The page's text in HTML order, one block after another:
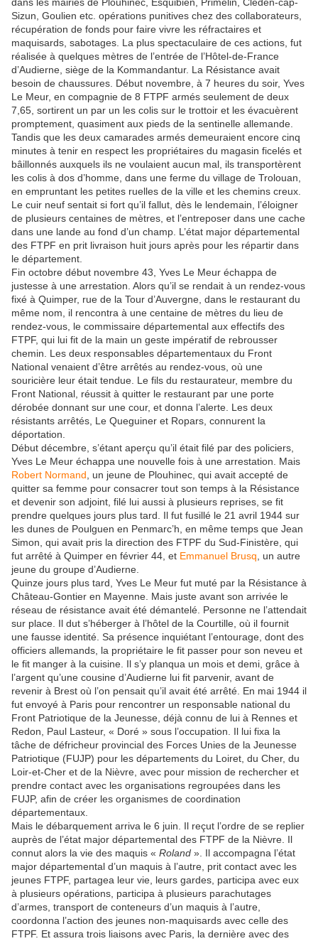
Sizun, Goulien etc. opérations punitives chez des collaborateurs,
récupération de fonds pour faire vivre les réfractaires et
maquisards, sabotages. La plus spectaculaire de ces actions, fut
réalisée à quelques mètres de l’entrée de l’Hôtel-de-France
d’Audierne, siège de la Kommandantur. La Résistance avait
besoin de chaussures. Début novembre, à 7 heures du soir, Yves
Le Meur, en compagnie de 8 FTPF armés seulement de deux
7,65, sortirent un par un les colis sur le trottoir et les évacuèrent
promptement, quasiment aux pieds de la sentinelle allemande.
Tandis que les deux camarades armés demeuraient encore cinq
minutes à tenir en respect les propriétaires du magasin ficelés et
bâillonnés auxquels ils ne voulaient aucun mal, ils transportèrent
les colis à dos d’homme, dans une ferme du village de Trolouan,
en empruntant les petites ruelles de la ville et les chemins creux.
Le cuir neuf sentait si fort qu’il fallut, dès le lendemain, l’éloigner
de plusieurs centaines de mètres, et l’entreposer dans une cache
dans une lande au fond d’un champ. L’état major départemental
des FTPF en prit livraison huit jours après pour les répartir dans
le département.
Fin octobre début novembre 43, Yves Le Meur échappa de
justesse à une arrestation. Alors qu’il se rendait à un rendez-vous
fixé à Quimper, rue de la Tour d’Auvergne, dans le restaurant du
même nom, il rencontra à une centaine de mètres du lieu de
rendez-vous, le commissaire départemental aux effectifs des
FTPF, qui lui fit de la main un geste impératif de rebrousser
chemin. Les deux responsables départementaux du Front
National venaient d’être arrêtés au rendez-vous, où une
souricière leur était tendue. Le fils du restaurateur, membre du
Front National, réussit à quitter le restaurant par une porte
dérobée donnant sur une cour, et donna l’alerte. Les deux
résistants arrêtés, Le Queguiner et Ropars, connurent la
déportation.
Début décembre, s’étant aperçu qu’il était filé par des policiers,
Yves Le Meur échappa une nouvelle fois à une arrestation. Mais
Robert Normand , un jeune de Plouhinec, qui avait accepté de
quitter sa femme pour consacrer tout son temps à la Résistance
et devenir son adjoint, filé lui aussi à plusieurs reprises, se fit
prendre quelques jours plus tard. Il fut fusillé le 21 avril 1944 sur
les dunes de Poulguen en Penmarc’h, en même temps que Jean
Simon, qui avait pris la direction des FTPF du Sud-Finistère, qui
fut arrêté à Quimper en février 44, et Emmanuel Brusq , un autre
jeune du groupe d’Audierne.
Quinze jours plus tard, Yves Le Meur fut muté par la Résistance à
Château-Gontier en Mayenne. Mais juste avant son arrivée le
réseau de résistance avait été démantelé. Personne ne l’attendait
sur place. Il dut s’héberger à l’hôtel de la Courtille, où il fournit
une fausse identité. Sa présence inquiétant l’entourage, dont des
officiers allemands, la propriétaire le fit passer pour son neveu et
le fit manger à la cuisine. Il s’y planqua un mois et demi, grâce à
l’argent qu’une cousine d’Audierne lui fit parvenir, avant de
revenir à Brest où l’on pensait qu’il avait été arrêté. En mai 1944 il
fut envoyé à Paris pour rencontrer un responsable national du
Front Patriotique de la Jeunesse, déjà connu de lui à Rennes et
Redon, Paul Lasteur, « Doré » sous l’occupation. Il lui fixa la
tâche de défricheur provincial des Forces Unies de la Jeunesse
Patriotique (FUJP) pour les départements du Loiret, du Cher, du
Loir-et-Cher et de la Nièvre, avec pour mission de rechercher et
prendre contact avec les organisations regroupées dans les
FUJP, afin de créer les organismes de coordination
départementaux.
Mais le débarquement arriva le 6 juin. Il reçut l’ordre de se replier
auprès de l’état major départemental des FTPF de la Nièvre. Il
connut alors la vie des maquis « Roland ». Il accompagna l’état
major départemental d’un maquis à l’autre, prit contact avec les
jeunes FTPF, partagea leur vie, leurs gardes, participa avec eux
à plusieurs opérations, participa à plusieurs parachutages
d’armes, transport de conteneurs d’un maquis à l’autre,
coordonna l’action des jeunes non-maquisards avec celle des
FTPF. Et assura trois liaisons avec Paris, la dernière avec des